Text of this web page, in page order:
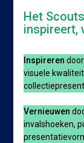
Het
inspireert,
Inspireren
visuele
Vernieuwen
invalshoeken,